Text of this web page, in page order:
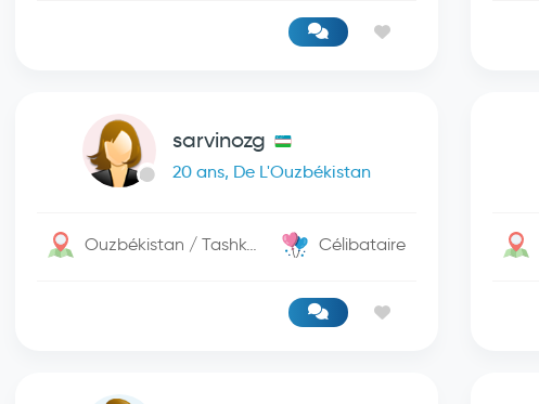
sarvinozg
20 ans, De L'Ouzbékistan
Ouzbékistan / Tashkent Célibataire